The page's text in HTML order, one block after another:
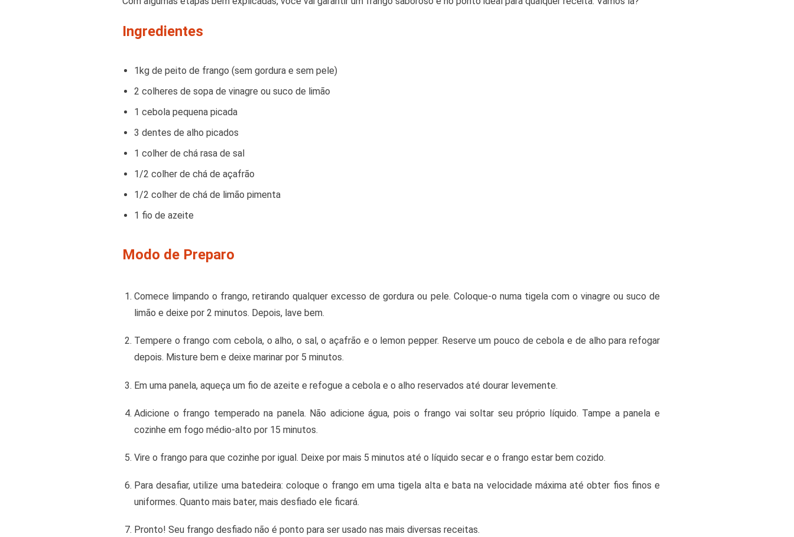
Ingredientes
1kg de peito de frango (sem gordura e sem pele)
2 colheres de sopa de vinagre ou suco de limão
1 cebola pequena picada
3 dentes de alho picados
1 colher de chá rasa de sal
1/2 colher de chá de açafrão
1/2 colher de chá de limão pimenta
1 fio de azeite
Modo de Preparo
Comece limpando o frango, retirando qualquer excesso de gordura ou pele. Coloque-o numa tigela com o vinagre ou suco de
limão e deixe por 2 minutos. Depois, lave bem.
Tempere o frango com cebola, o alho, o sal, o açafrão e o lemon pepper. Reserve um pouco de cebola e de alho para refogar
depois. Misture bem e deixe marinar por 5 minutos.
Em uma panela, aqueça um fio de azeite e refogue a cebola e o alho reservados até dourar levemente.
Adicione o frango temperado na panela. Não adicione água, pois o frango vai soltar seu próprio líquido. Tampe a panela e
cozinhe em fogo médio-alto por 15 minutos.
Vire o frango para que cozinhe por igual. Deixe por mais 5 minutos até o líquido secar e o frango estar bem cozido.
Para desafiar, utilize uma batedeira: coloque o frango em uma tigela alta e bata na velocidade máxima até obter fios finos e
uniformes. Quanto mais bater, mais desfiado ele ficará.
Pronto! Seu frango desfiado não é ponto para ser usado nas mais diversas receitas.